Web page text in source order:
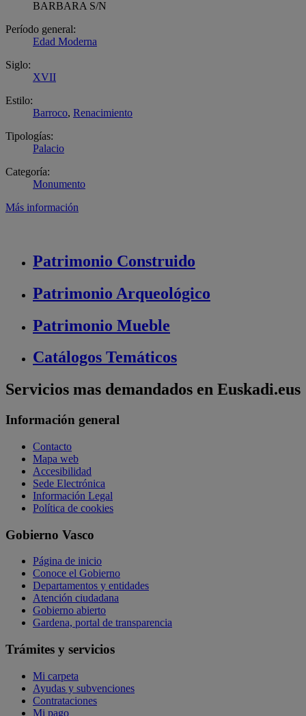
BARBARA S/N
Período general:
Edad Moderna
Siglo:
XVII
Estilo:
Barroco, Renacimiento
Tipologías:
Palacio
Categoría:
Monumento
Más información
Patrimonio Construido
Patrimonio Arqueológico
Patrimonio Mueble
Catálogos Temáticos
Servicios mas demandados en Euskadi.eus
Información general
Contacto
Mapa web
Accesibilidad
Sede Electrónica
Información Legal
Política de cookies
Gobierno Vasco
Página de inicio
Conoce el Gobierno
Departamentos y entidades
Atención ciudadana
Gobierno abierto
Gardena, portal de transparencia
Trámites y servicios
Mi carpeta
Ayudas y subvenciones
Contrataciones
Mi pago